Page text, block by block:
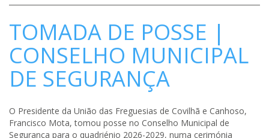
TOMADA DE POSSE |
CONSELHO MUNICIPAL
DE SEGURANÇA
O Presidente da União das Freguesias de Covilhã e Canhoso,
Francisco Mota, tomou posse no Conselho Municipal de
Segurança para o quadriénio 2026-2029, numa cerimónia